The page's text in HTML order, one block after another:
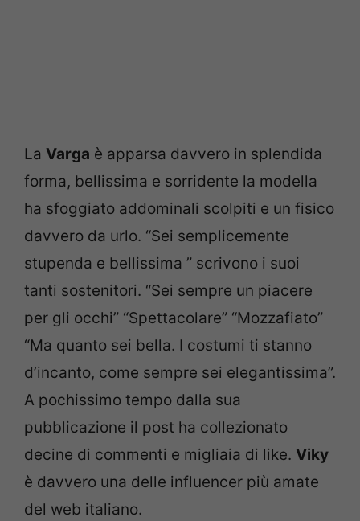
La Varga è apparsa davvero in splendida
forma, bellissima e sorridente la modella
ha sfoggiato addominali scolpiti e un fisico
davvero da urlo. “Sei semplicemente
stupenda e bellissima ” scrivono i suoi
tanti sostenitori. “Sei sempre un piacere
per gli occhi” “Spettacolare” “Mozzafiato”
“Ma quanto sei bella. I costumi ti stanno
d’incanto, come sempre sei elegantissima”.
A pochissimo tempo dalla sua
pubblicazione il post ha collezionato
decine di commenti e migliaia di like. Viky
è davvero una delle influencer più amate
del web italiano.